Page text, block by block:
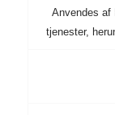
Anvendes af
tjenester,